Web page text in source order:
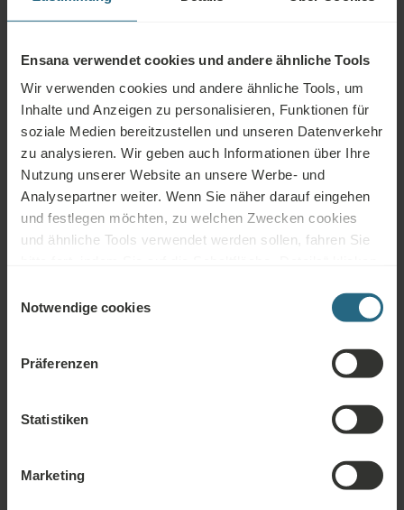
Ensana verwendet cookies und andere ähnliche Tools
Wir verwenden cookies und andere ähnliche Tools, um
Inhalte und Anzeigen zu personalisieren, Funktionen für
soziale Medien bereitzustellen und unseren Datenverkehr
zu analysieren. Wir geben auch Informationen über Ihre
Nutzung unserer Website an unsere Werbe- und
Analysepartner weiter. Wenn Sie näher darauf eingehen
und festlegen möchten, zu welchen Zwecken cookies
und ähnliche Tools verwendet werden sollen, fahren Sie
Schaltfläche „Alle aktivieren“ fort.
Notwendige cookies
Präferenzen
Statistiken
Marketing
Nach dem Zerfall des Kommunismus wurden große Anstrengungen
zurückzugeben und die Gebäude und Einrichtungen sukzessive
restauriert und modernisiert und für internationale Gäste geöffnet.
Umgeben von viel grüner Natur ist Marienbad heute ein gut
erhaltenes architektonisches Juwel, ein Mosaik aus Parks,
herrlichen neoklassischen und Jugendstil-Gebäuden und an
Heilquellen angelegten Kolonnaden und Pavillons. Damit knüpft
Marienbad wieder an seine große Kurära an und überzeugt mit
einem breiten Angebot an Behandlungen, der architektonischen
Schönheit und der unberührten Natur.
Nach Marienbad pilgern Patienten mit
verschiedensten Beschwerden. Über
Die wichtigsten sechs davon haben
sehr unterschiedliche Wirkungsweisen